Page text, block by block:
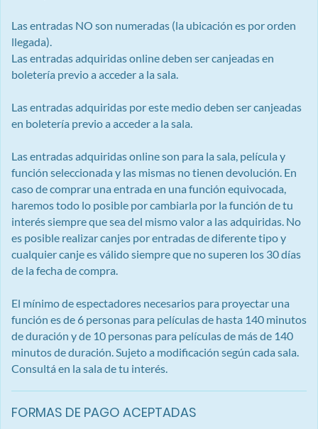
Las entradas NO son numeradas (la ubicación es por orden
llegada).
Las entradas adquiridas online deben ser canjeadas en
boletería previo a acceder a la sala.
Las entradas adquiridas por este medio deben ser canjeadas
en boletería previo a acceder a la sala.
Las entradas adquiridas online son para la sala, película y
función seleccionada y las mismas no tienen devolución. En
caso de comprar una entrada en una función equivocada,
haremos todo lo posible por cambiarla por la función de tu
interés siempre que sea del mismo valor a las adquiridas. No
es posible realizar canjes por entradas de diferente tipo y
cualquier canje es válido siempre que no superen los 30 días
de la fecha de compra.
El mínimo de espectadores necesarios para proyectar una
función es de 6 personas para películas de hasta 140 minutos
de duración y de 10 personas para películas de más de 140
minutos de duración. Sujeto a modificación según cada sala.
Consultá en la sala de tu interés.
FORMAS DE PAGO ACEPTADAS